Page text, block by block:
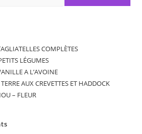
COMPLÈTES
LÉGUMES
A L’AVOINE
AUX CREVETTES ET HADDOCK
– FLEUR